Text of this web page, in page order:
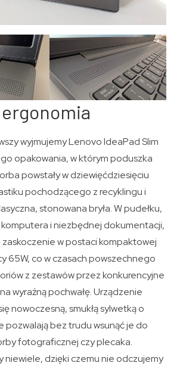
wyjmujemy Lenovo IdeaPad Slim
opakowania, w którym poduszka
powstały w dziewięćdziesięciu
pochodzącego z recyklingu i
stonowana bryła. W pudełku,
i niezbędnej dokumentacji,
zaskoczenie w postaci kompaktowej
65W, co w czasach powszechnego
z zestawów przez konkurencyjne
wyraźną pochwałę. Urządzenie
nowoczesną, smukłą sylwetką o
pozwalają bez trudu wsunąć je do
fotograficznej czy plecaka.
niewiele, dzięki czemu nie odczujemy